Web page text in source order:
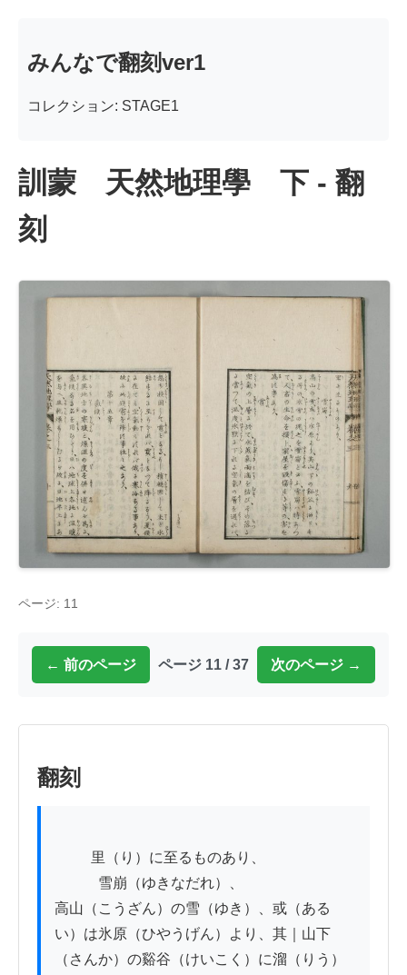
みんなで翻刻ver1
コレクション: STAGE1
訓蒙 天然地理學 下 - 翻
刻
ページ: 11
← 前のページ ページ 11 / 37 次のページ →
翻刻
雪崩（ゆきなだれ）、
高山（こうざん）の雪（ゆき）、或（ある
い）は氷原（ひやうげん）より、其｜山下
（さんか）の谿谷（けいこく）に溜（りう）